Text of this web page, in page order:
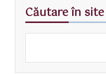
Căutare în site